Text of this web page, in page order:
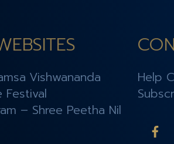
Vishwananda
Festival
– Shree Peetha Nil
Help